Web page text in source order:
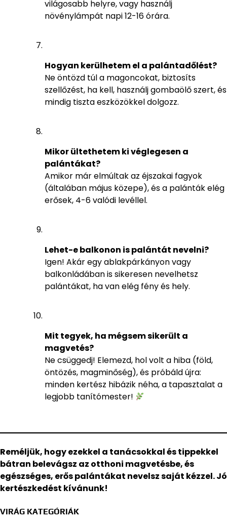
világosabb helyre, vagy használj
növénylámpát napi 12-16 órára.
Hogyan kerülhetem el a palántadőlést?
Ne öntözd túl a magoncokat, biztosíts
szellőzést, ha kell, használj gombaölő szert, és
mindig tiszta eszközökkel dolgozz.
Mikor ültethetem ki véglegesen a
palántákat?
Amikor már elmúltak az éjszakai fagyok
(általában május közepe), és a palánták elég
erősek, 4-6 valódi levéllel.
Lehet-e balkonon is palántát nevelni?
Igen! Akár egy ablakpárkányon vagy
balkonládában is sikeresen nevelhetsz
palántákat, ha van elég fény és hely.
Mit tegyek, ha mégsem sikerült a
magvetés?
Ne csüggedj! Elemezd, hol volt a hiba (föld,
öntözés, magminőség), és próbáld újra:
minden kertész hibázik néha, a tapasztalat a
legjobb tanítómester!
Reméljük, hogy ezekkel a tanácsokkal és tippekkel
bátran belevágsz az otthoni magvetésbe, és
egészséges, erős palántákat nevelsz saját kézzel. Jó
kertészkedést kívánunk!
VIRÁG KATEGÓRIÁK